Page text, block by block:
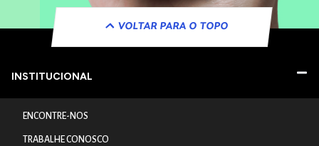
VOLTAR PARA O TOPO
INSTITUCIONAL
ENCONTRE-NOS
TRABALHE CONOSCO